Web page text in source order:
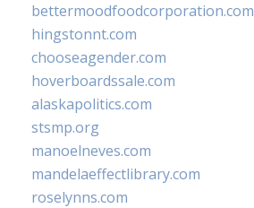
bettermoodfoodcorporation.com
hingstonnt.com
chooseagender.com
hoverboardssale.com
alaskapolitics.com
stsmp.org
manoelneves.com
mandelaeffectlibrary.com
roselynns.com